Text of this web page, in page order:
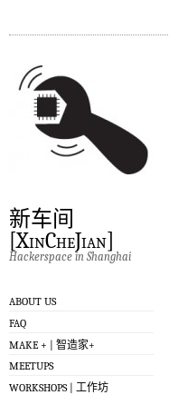
新车间
[XinCheJian]
Hackerspace in Shanghai
ABOUT US
FAQ
MAKE + | 智造家+
MEETUPS
WORKSHOPS | 工作坊